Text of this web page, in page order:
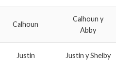
Calhoun
Calhoun y
Abby
Justin Justin y Shelby